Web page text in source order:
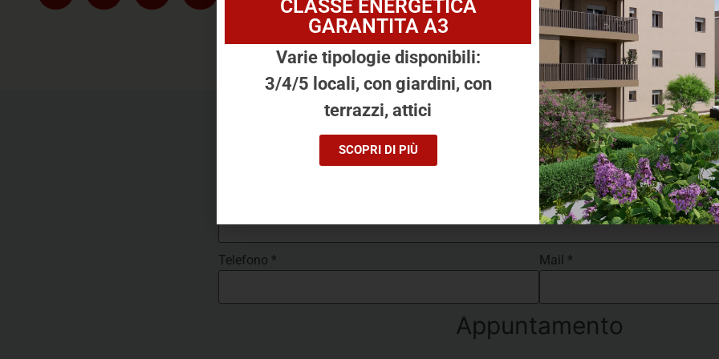
Ti piace questa soluzione? Prenota subito
Telefono * Mail *
Appuntamento
CLASSE ENERGETICA
GARANTITA A3
Varie tipologie disponibili:
3/4/5 locali, con giardini, con
terrazzi, attici
SCOPRI DI PIÙ